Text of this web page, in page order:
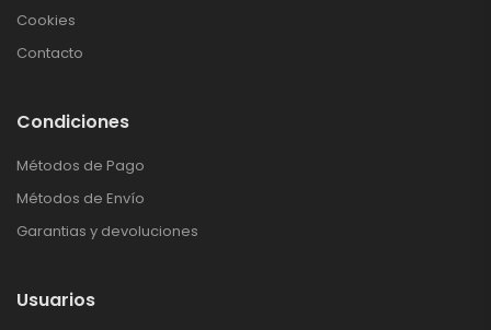
Cookies
Contacto
Condiciones
Métodos de Pago
Métodos de Envío
Garantias y devoluciones
Usuarios